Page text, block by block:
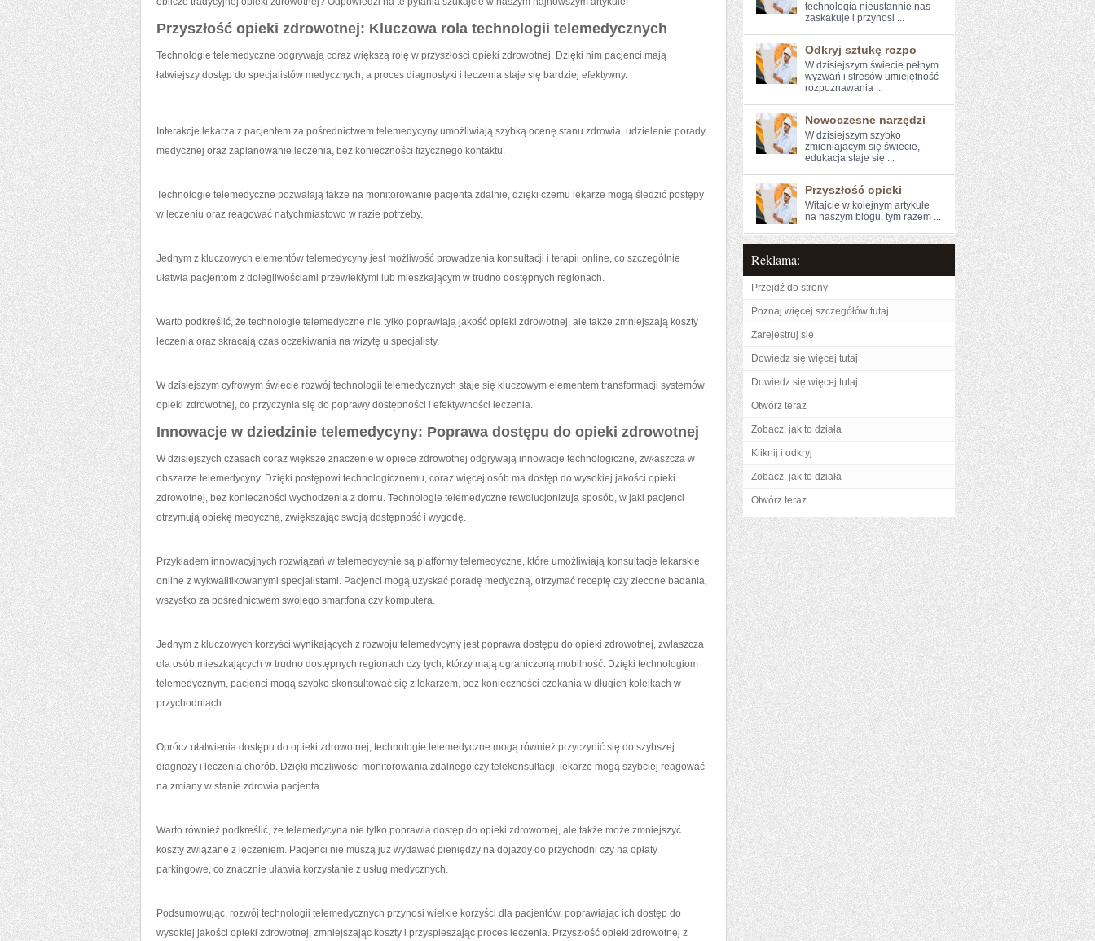
Przyszłość opieki zdrowotnej: Kluczowa rola technologii telemedycznych
Technologie telemedyczne odgrywają coraz większą rolę w ‌przyszłości opieki zdrowotnej. Dzięki nim pacjenci mają
łatwiejszy dostęp do specjalistów medycznych, a ‍proces diagnostyki i leczenia staje się bardziej efektywny.
Interakcje⁣ lekarza z pacjentem za pośrednictwem⁢ telemedycyny​ umożliwiają szybką ocenę​ stanu zdrowia, udzielenie porady
medycznej oraz⁤ zaplanowanie leczenia, bez konieczności fizycznego kontaktu.
Technologie telemedyczne pozwalają także na monitorowanie pacjenta zdalnie, dzięki czemu lekarze mogą śledzić postępy
w leczeniu oraz reagować natychmiastowo w razie potrzeby.
Jednym z ​kluczowych elementów telemedycyny ‌jest możliwość prowadzenia konsultacji i terapii online, co szczególnie‌
ułatwia pacjentom ⁣z ⁢dolegliwościami‌ przewlekłymi lub mieszkającym w trudno dostępnych regionach.
Warto podkreślić, że technologie telemedyczne nie tylko poprawiają jakość opieki zdrowotnej, ale także zmniejszają koszty
leczenia oraz skracają czas oczekiwania na wizytę u specjalisty.
W dzisiejszym cyfrowym ⁣świecie rozwój technologii telemedycznych staje się kluczowym ​elementem transformacji systemów
opieki zdrowotnej, co przyczynia się do poprawy⁤ dostępności‍ i efektywności leczenia.
Innowacje w dziedzinie telemedycyny: Poprawa dostępu do ⁤opieki zdrowotnej
W dzisiejszych⁣ czasach coraz większe znaczenie w opiece zdrowotnej odgrywają innowacje technologiczne, ⁢zwłaszcza w
obszarze telemedycyny. Dzięki postępowi technologicznemu, coraz więcej osób ma dostęp do wysokiej jakości opieki
zdrowotnej, bez ⁣konieczności wychodzenia z domu. ⁣Technologie telemedyczne rewolucjonizują sposób, ⁢w jaki ‍pacjenci
otrzymują opiekę medyczną, zwiększając swoją dostępność i wygodę.
Przykładem⁢ innowacyjnych rozwiązań w telemedycynie są platformy telemedyczne, które umożliwiają konsultacje lekarskie
online z wykwalifikowanymi specjalistami. Pacjenci mogą‍ uzyskać poradę medyczną, otrzymać receptę czy zlecone badania,
wszystko za pośrednictwem swojego smartfona czy komputera.
Jednym z ⁤kluczowych korzyści wynikających z rozwoju telemedycyny jest poprawa ⁤dostępu do ⁤opieki zdrowotnej, zwłaszcza
dla osób mieszkających w trudno dostępnych regionach ⁢czy‍ tych, którzy mają ograniczoną‌ mobilność. Dzięki technologiom
telemedycznym, pacjenci mogą szybko ‍skonsultować się z lekarzem, bez konieczności czekania w długich kolejkach w
przychodniach.
Oprócz ułatwienia dostępu​ do​ opieki zdrowotnej, technologie telemedyczne mogą również przyczynić‍ się do szybszej
diagnozy i leczenia chorób. Dzięki możliwości monitorowania zdalnego czy telekonsultacji, lekarze mogą szybciej reagować
na ⁤zmiany ⁤w stanie zdrowia pacjenta.
Warto również podkreślić, że telemedycyna ‍nie‍ tylko⁤ poprawia dostęp do opieki zdrowotnej, ale także może zmniejszyć
koszty związane z leczeniem. Pacjenci⁢ nie muszą już wydawać pieniędzy na dojazdy do przychodni czy na opłaty
parkingowe, co znacznie ułatwia korzystanie z usług medycznych.
Podsumowując, rozwój technologii telemedycznych przynosi wielkie⁤ korzyści dla pacjentów, poprawiając ich dostęp do
wysokiej jakości opieki zdrowotnej, zmniejszając koszty⁤ i przyspieszając proces leczenia. Przyszłość opieki zdrowotnej z
‌technologia nieustannie ‍nas
zaskakuje⁢ i przynosi ...
Odkryj sztukę rozpo
W dzisiejszym świecie pełnym
wyzwań i stresów ⁣umiejętność
rozpoznawania ...
Nowoczesne narzędzi
W dzisiejszym ​szybko
zmieniającym się świecie,
edukacja staje się ...
Przyszłość opieki
Witajcie w ‍kolejnym artykule
na naszym blogu, tym razem ...
Reklama:
Przejdź do strony
Poznaj więcej szczegółów tutaj
Zarejestruj się
Dowiedz się więcej tutaj
Dowiedz się więcej tutaj
Otwórz teraz
Zobacz, jak to działa
Kliknij i odkryj
Zobacz, jak to działa
Otwórz teraz